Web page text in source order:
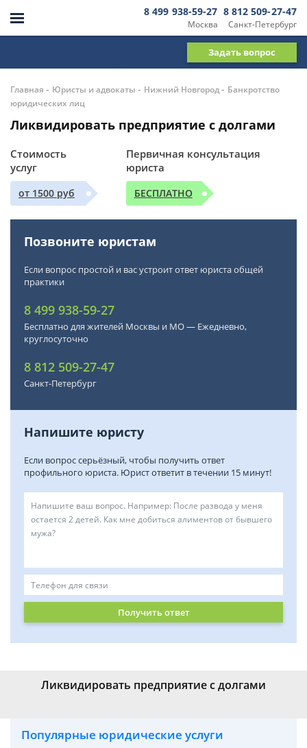
Москва
8 499 938-59-27
Санкт-Петербург
8 812 509-27-47
Задать вопрос
Главная - Юристы и адвокаты - Нижний Новгород- Банкротство
юридических лиц
Ликвидировать предприятие с долгами
Стоимость
услуг
от 1500 руб
Первичная консультация
юриста
БЕСПЛАТНО
Позвоните юристам
Если вопрос простой и вас устроит ответ юриста общей
практики
8 499 938-59-27
Бесплатно для жителей Москвы и МО — Ежедневно,
круглосуточно
8 812 509-27-47
Санкт-Петербург
Напишите юристу
Если вопрос серьёзный, чтобы получить ответ
профильного юриста. Юрист ответит в течении 15 минут!
Получить ответ
Ликвидировать предприятие с долгами
Популярные юридические услуги